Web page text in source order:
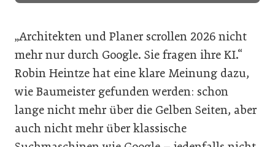
„Architekten und Planer scrollen 2026 nicht
mehr nur durch Google. Sie fragen ihre KI.“
Robin Heintze hat eine klare Meinung dazu,
wie Baumeister gefunden werden: schon
lange nicht mehr über die Gelben Seiten, aber
auch nicht mehr über klassische